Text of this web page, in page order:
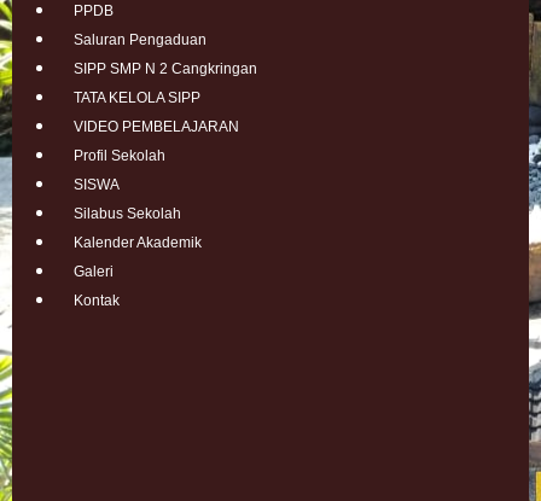
PPDB
Saluran Pengaduan
SIPP SMP N 2 Cangkringan
TATA KELOLA SIPP
VIDEO PEMBELAJARAN
Profil Sekolah
SISWA
Silabus Sekolah
Kalender Akademik
Galeri
Kontak